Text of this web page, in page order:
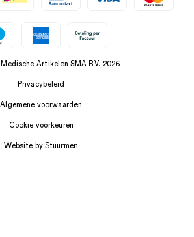
Artikelen SMA B.V. 2026
Privacybeleid
Algemene voorwaarden
Cookie voorkeuren
Website by Stuurmen